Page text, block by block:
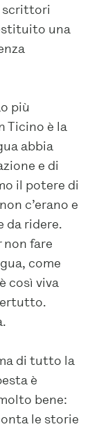
scrittori
una
più
Ticino è la
abbia
e di
il potere di
c’erano e
da ridere.
non fare
come
così viva
di tutto la
è
bene:
le storie